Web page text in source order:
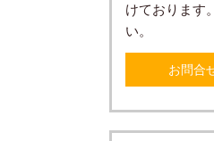
けております
い。
お問合